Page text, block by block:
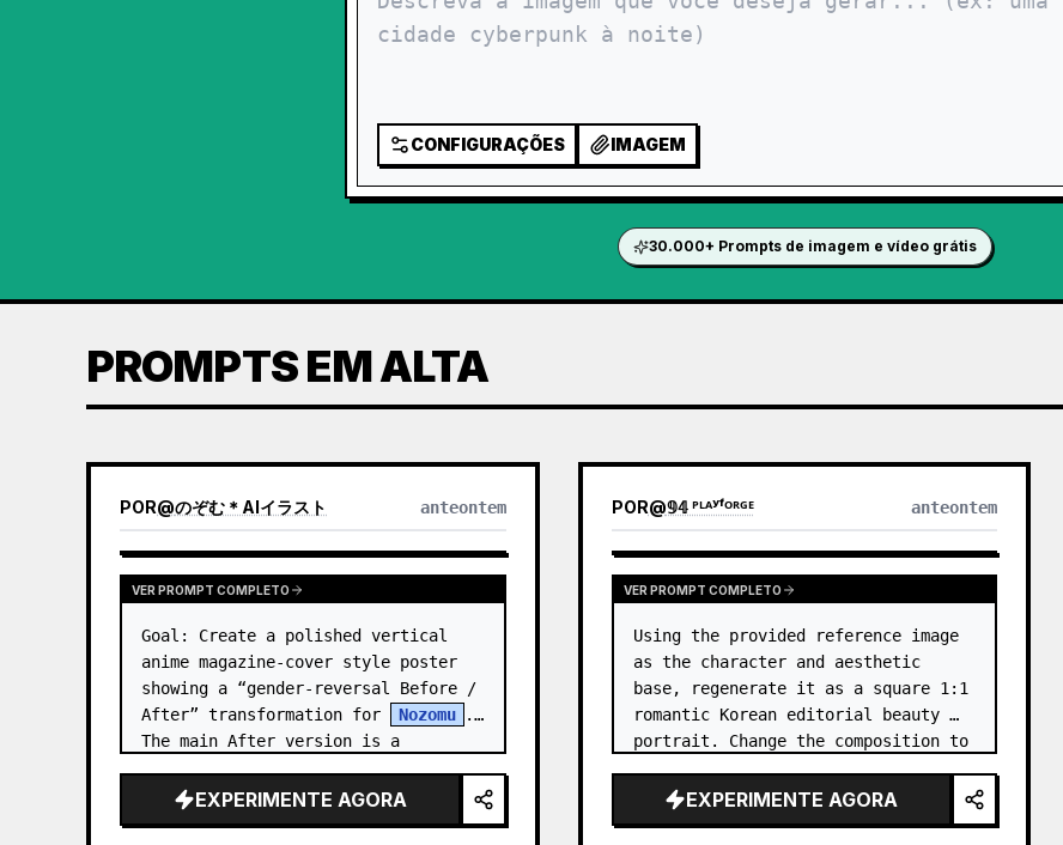
CONFIGURAÇÕES IMAGEM
30.000+ Prompts de imagem e vídeo grátis
PROMPTS EM ALTA
POR@のぞむ＊AIイラスト anteontem
VER PROMPT COMPLETO
Goal: Create a polished vertical
anime magazine-cover style poster
showing a “gender-reversal Before /
After” transformation for
Nozomu
.
The main After version is a
boy who preserves…
EXPERIMENTE AGORA
POR@𝟡𝟜 ᴾᴸᴬʸᶠᴼᴿᴳᴱ anteontem
VER PROMPT COMPLETO
Using the provided reference image
as the character and aesthetic
base, regenerate it as a square 1:1
romantic Korean editorial beauty
portrait. Change the composition to
the subject facing right, eyes
closed, gently smellin…
EXPERIMENTE AGORA